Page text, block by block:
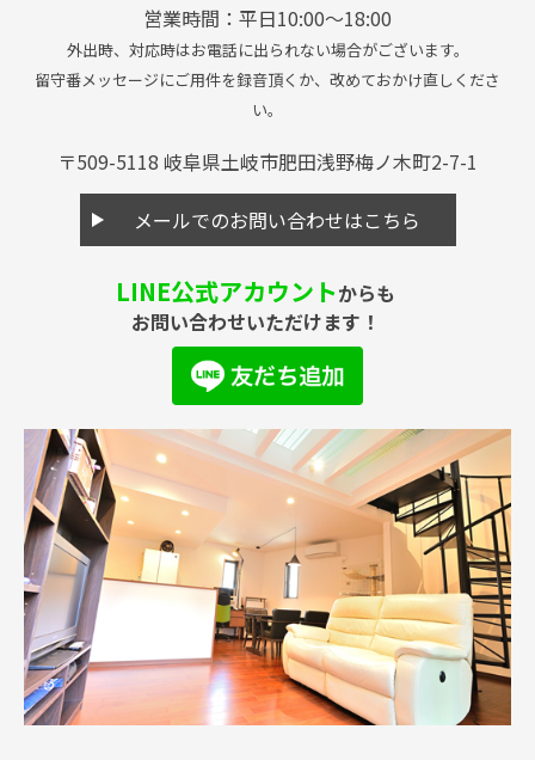
営業時間：平日10:00〜18:00
外出時、対応時はお電話に出られない場合がございます。
留守番メッセージにご用件を録音頂くか、改めておかけ直しくださ
い。
〒509-5118 岐阜県土岐市肥田浅野梅ノ木町2-7-1
メールでのお問い合わせはこちら
LINE公式アカウントからも
お問い合わせいただけます！